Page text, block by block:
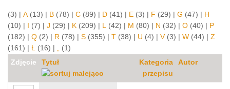
(3) A(13) B (78) C (89) D (41) E (3) F (29) G (47)
H
(10)
(7) J (29) K (209) L (42) M (80) N (32) O (40)
P
(182)
Q (2) R (78) S (355) T (38) U (4) V(3) W (44)
Z
(161)
Ł (16) „ (1)
Zdjęcie
Tytuł
Kategoria
przepisu
Autor